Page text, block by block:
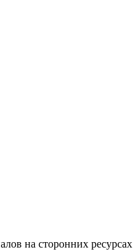
на сторонних ресурсах